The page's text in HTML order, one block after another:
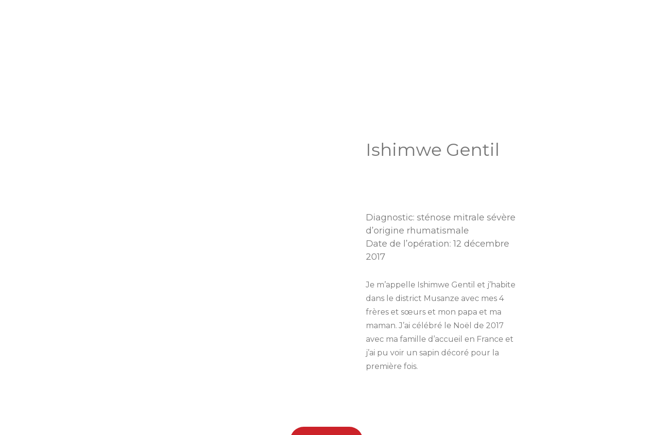
Ishimwe Gentil
Diagnostic: sténose mitrale sévère
d’origine rhumatismale
Date de l’opération: 12 décembre
2017
Je m’appelle Ishimwe Gentil et j’habite
dans le district Musanze avec mes 4
frères et sœurs et mon papa et ma
maman. J’ai célébré le Noël de 2017
avec ma famille d’accueil en France et
j’ai pu voir un sapin décoré pour la
première fois.